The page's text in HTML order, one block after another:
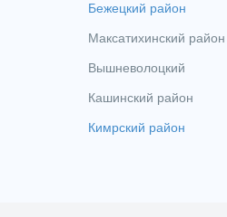
Бежецкий район
Максатихинский район
Вышневолоцкий
Кашинский район
Кимрский район